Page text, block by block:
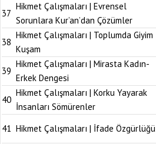
37
Hikmet Çalışmaları | Evrensel
Sorunlara Kur’an’dan Çözümler
38
Hikmet Çalışmaları | Toplumda Giyim
Kuşam
39
Hikmet Çalışmaları | Mirasta Kadın-
Erkek Dengesi
40
Hikmet Çalışmaları | Korku Yayarak
İnsanları Sömürenler
41 Hikmet Çalışmaları | İfade Özgürlüğü